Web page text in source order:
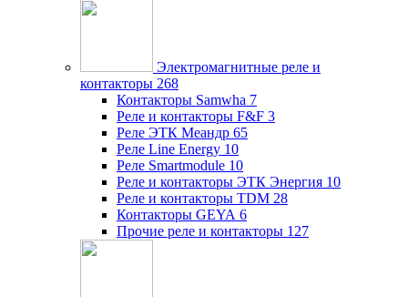
Электромагнитные реле и
контакторы 268
Контакторы Samwha 7
Реле и контакторы F&F 3
Реле ЭТК Меандр 65
Реле Line Energy 10
Реле Smartmodule 10
Реле и контакторы ЭТК Энергия 10
Реле и контакторы TDM 28
Контакторы GEYA 6
Прочие реле и контакторы 127